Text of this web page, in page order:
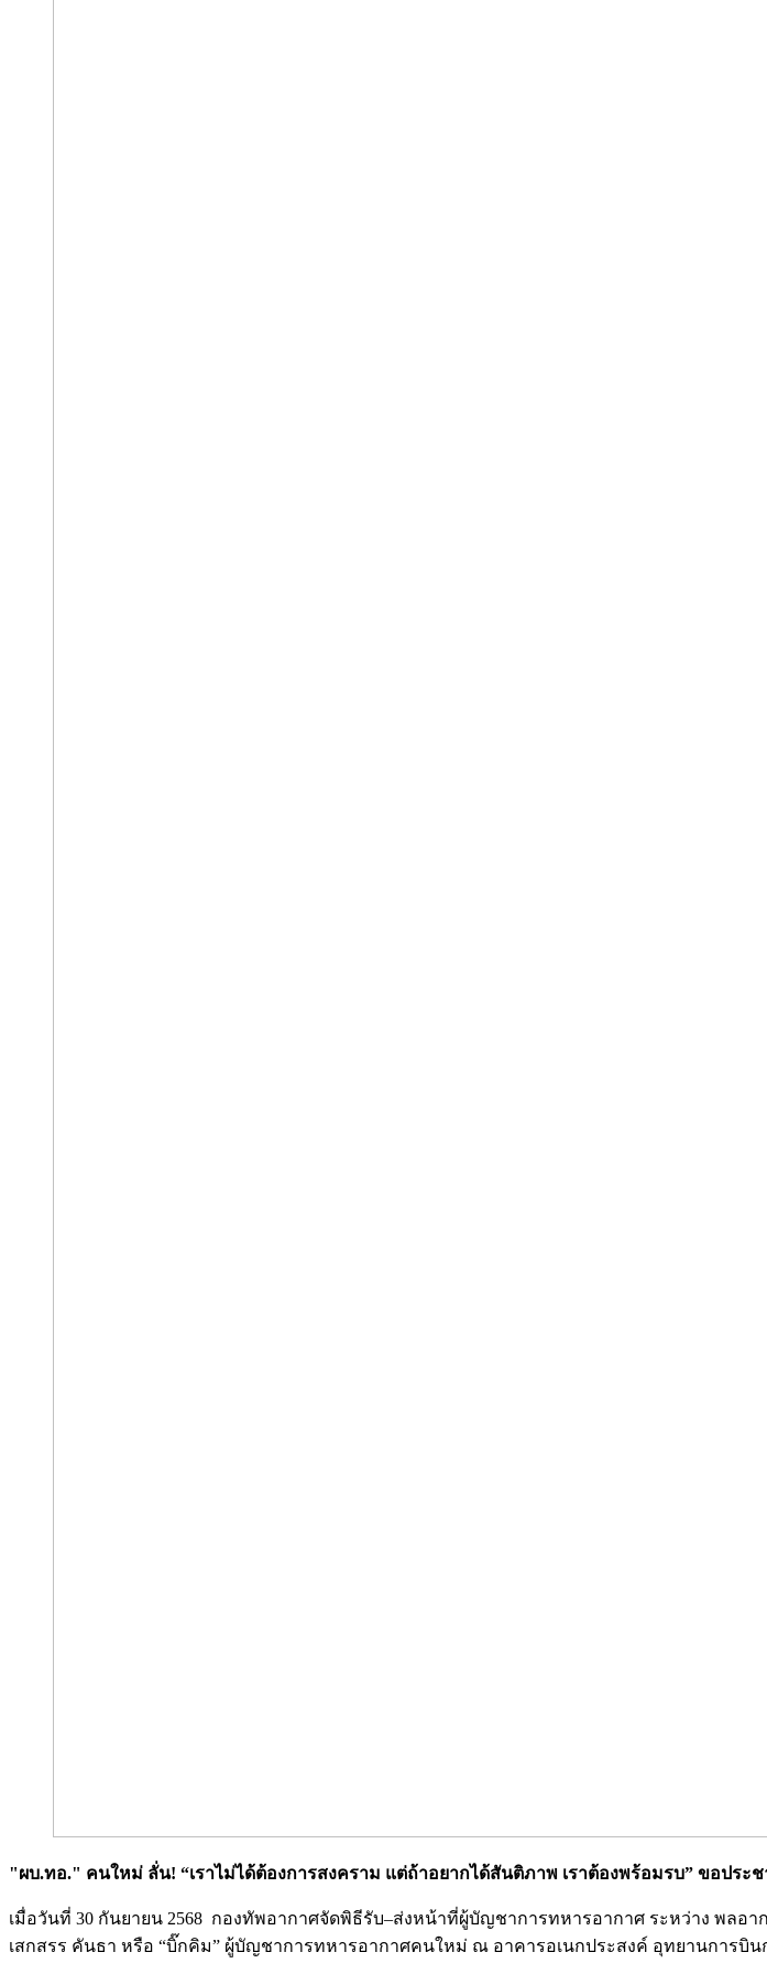
"ผบ.ทอ." คนใหม่ ลั่น! “เราไม่ได้ต้องการสงคราม แต่ถ้าอยากได้สันติภาพ เราต้องพร้อมรบ” ขอประ
เมื่อวันที่ 30 กันยายน 2568 กองทัพอากาศจัดพิธีรับ–ส่งหน้าที่ผู้บัญชาการทหารอากาศ ระหว่าง พล
เสกสรร คันธา หรือ “บิ๊กคิม” ผู้บัญชาการทหารอากาศคนใหม่ ณ อาคารอเนกประสงค์ อุทยานการบิ